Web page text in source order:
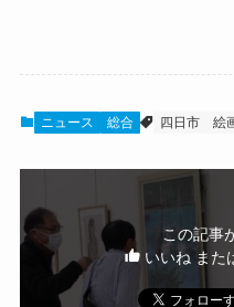
ニュース 総合 四日市 絵
この記事
いいね また